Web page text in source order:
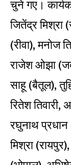
चुने गए।
जितेंद्र मिश्रा
(रीवा), मनोज
राजेश ओझा
साहू (बैतूल),
रितेश तिवारी,
रघुनाथ प्रधान
मिश्रा